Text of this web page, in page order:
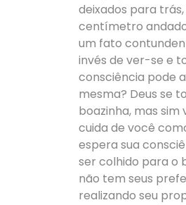
deixados para
centímetro
um fato
invés de ver-se e
consciência pode
mesma? Deus se
boazinha, mas
cuida de você
espera sua
ser colhido para o
não tem seus
realizando seu